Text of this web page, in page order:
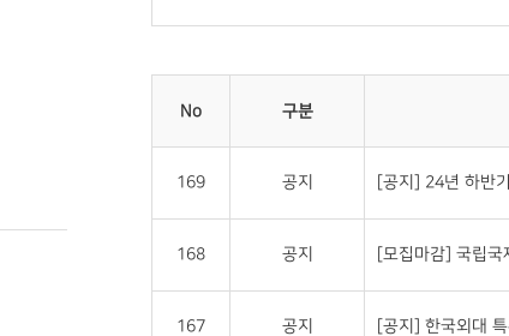
No 구분
169 공지 [공지] 24년 하반
168 공지 [모집마감] 국립국
167 공지 [공지] 한국외대